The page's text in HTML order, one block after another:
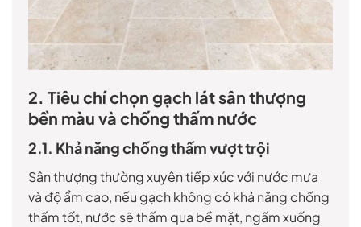
2. Tiêu chí chọn gạch lát sân thượng
bền màu và chống thấm nước
2.1. Khả năng chống thấm vượt trội
Sân thượng thường xuyên tiếp xúc với nước mưa
và độ ẩm cao, nếu gạch không có khả năng chống
thấm tốt, nước sẽ thấm qua bề mặt, ngấm xuống